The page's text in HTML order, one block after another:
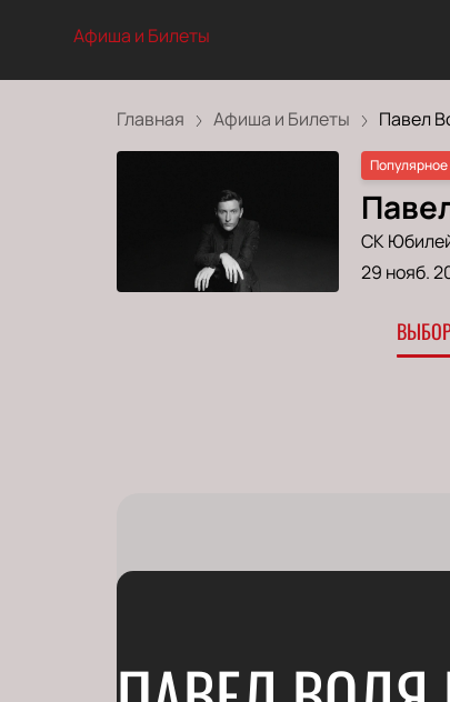
Афиша и Билеты
Главная Афиша и Билеты Павел
Популярное
СК
29 нояб.